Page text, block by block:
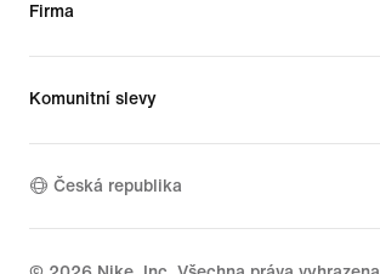
Firma
Komunitní slevy
Česká republika